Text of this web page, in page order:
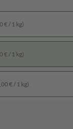
€ / 1 kg)
€ / 1 kg)
€ / 1 kg)